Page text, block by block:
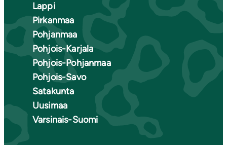
Lappi
Pirkanmaa
Pohjanmaa
Pohjois-Karjala
Pohjois-Pohjanmaa
Pohjois-Savo
Satakunta
Uusimaa
Varsinais-Suomi